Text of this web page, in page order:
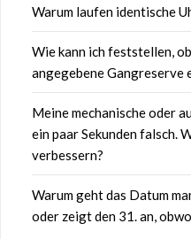
Warum laufen identische
Wie kann ich feststellen,
angegebene Gangreserve
Meine mechanische oder
ein paar Sekunden falsch.
verbessern?
Warum geht das Datum
oder zeigt den 31. an,